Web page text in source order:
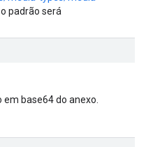
padrão será
base64 do anexo.